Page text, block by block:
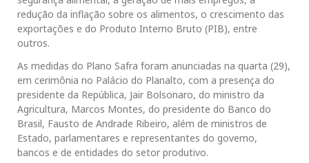
redução da inflação sobre os alimentos, o crescimento das
exportações e do Produto Interno Bruto (PIB), entre
outros.
As medidas do Plano Safra foram anunciadas na quarta (29),
em cerimônia no Palácio do Planalto, com a presença do
presidente da República, Jair Bolsonaro, do ministro da
Agricultura, Marcos Montes, do presidente do Banco do
Brasil, Fausto de Andrade Ribeiro, além de ministros de
Estado, parlamentares e representantes do governo,
bancos e de entidades do setor produtivo.